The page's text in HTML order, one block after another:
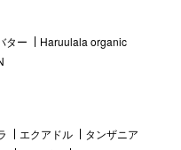
ター
Haruulala organic
エクアドル
タンザニア